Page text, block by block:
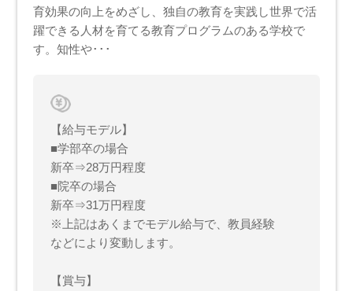
育効果の向上をめざし、独自の教育を実践し世界で活
躍できる人材を育てる教育プログラムのある学校で
す。知性や･･･
【給与モデル】
■学部卒の場合
新卒⇒28万円程度
■院卒の場合
新卒⇒31万円程度
※上記はあくまでモデル給与で、教員経験
などにより変動します。
【賞与】